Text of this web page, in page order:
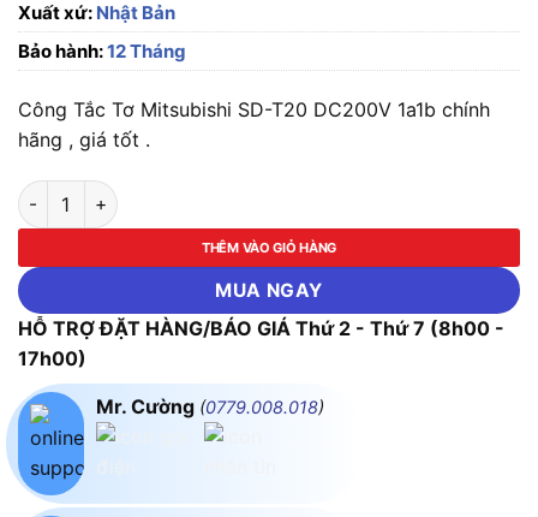
Xuất xứ: Nhật Bản
Bảo hành:12 Tháng
Công Tắc Tơ Mitsubishi SD-T20 DC200V 1a1b chính
hãng , giá tốt .
Công Tắc Tơ Mitsubishi SD-T20 DC200V 1a1b số lượng
THÊM VÀO GIỎ HÀNG
MUA NGAY
HỖ TRỢ ĐẶT HÀNG/BÁO GIÁ Thứ 2 - Thứ 7 (8h00 -
17h00)
Mr. Cường (0779.008.018)